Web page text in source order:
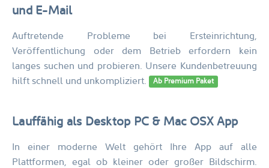
und E-Mail
Auftretende Probleme bei Ersteinrichtung,
Veröffentlichung oder dem Betrieb erfordern kein
langes suchen und probieren. Unsere Kunden­betreuung
hilft schnell und unkompliziert.
Ab Premium Paket
Lauffähig als Desktop PC &Mac OSX App
In einer moderne Welt gehört Ihre App auf alle
Plattformen, egal ob kleiner oder großer Bild­schirm.